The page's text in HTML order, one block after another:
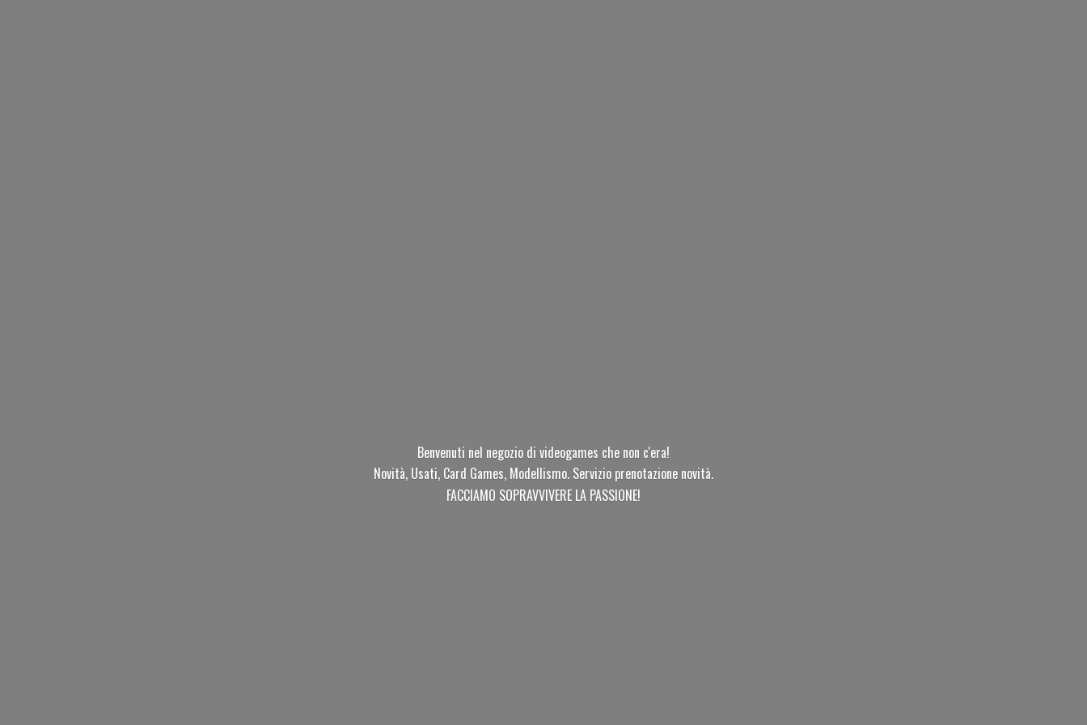
Benvenuti nel negozio di videogames che non c'era!
Novità, Usati, Card Games, Modellismo. Servizio prenotazione novità.
FACCIAMO SOPRAVVIVERE LA PASSIONE!